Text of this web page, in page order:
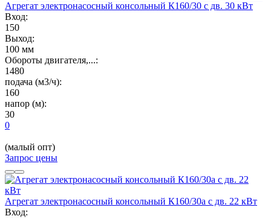
Агрегат электронасосный консольный К160/30 с дв. 30 кВт
Вход:
150
Выход:
100 мм
Обороты двигателя,...:
1480
подача (м3/ч):
160
напор (м):
30
0
(малый опт)
Запрос цены
Агрегат электронасосный консольный К160/30а с дв. 22 кВт
Вход: